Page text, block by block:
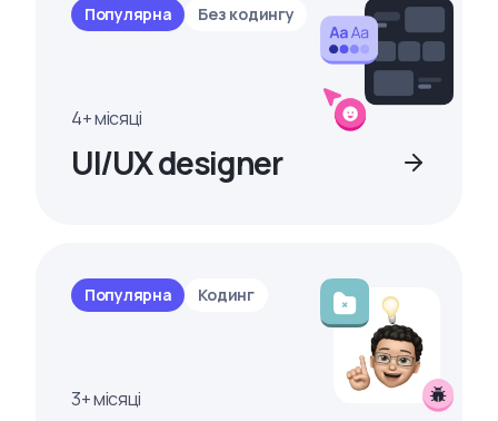
Популярна Без кодингу
4+ місяці
UI/UX designer
Популярна Кодинг
3+ місяці